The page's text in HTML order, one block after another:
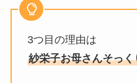
3つ目の理由は
紗栄子お母さんそっく